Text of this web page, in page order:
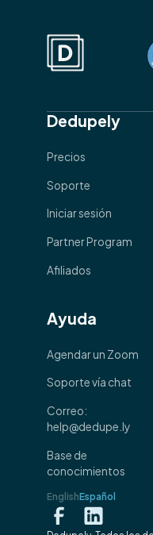
Dedupely
Precios
Soporte
Iniciar sesión
Partner Program
Afiliados
Ayuda
Agendar un Zoom
Soporte vía chat
Correo:
help@dedupe.ly
Base de
conocimientos
EnglishEspañol